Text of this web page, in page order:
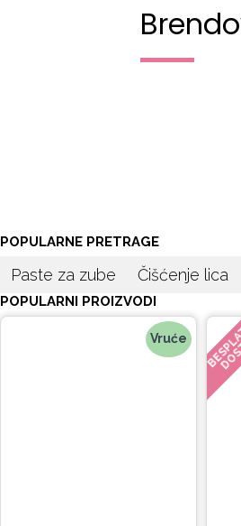
POPULARNE PRETRAGE
Paste za zube Čišćenje lica
POPULARNI PROIZVODI
Vruće